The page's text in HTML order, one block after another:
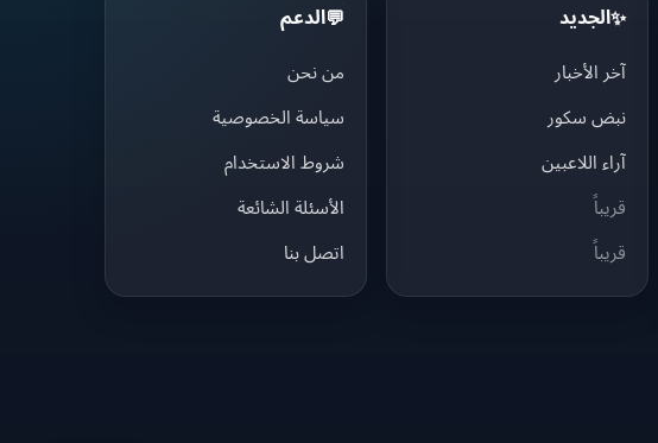
✨الجديد
آخر الأخبار
نبض سكور
آراء اللاعبين
قريباً
قريباً
💬الدعم
من نحن
سياسة الخصوصية
شروط الاستخدام
الأسئلة الشائعة
اتصل بنا